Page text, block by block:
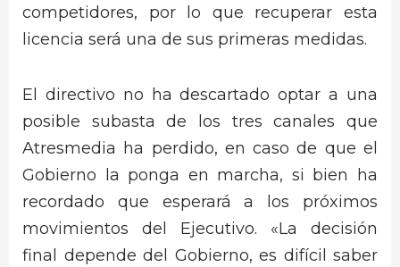
competidores, por lo que recuperar esta
licencia será una de sus primeras medidas.
El directivo no ha descartado optar a una
posible subasta de los tres canales que
Atresmedia ha perdido, en caso de que el
Gobierno la ponga en marcha, si bien ha
recordado que esperará a los próximos
movimientos del Ejecutivo. «La decisión
final depende del Gobierno, es difícil saber